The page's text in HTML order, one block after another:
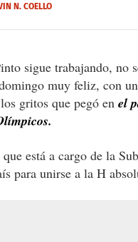
N. COELLO
sigue trabajando, no
muy feliz, con
gritos que pegó en el
está a cargo de la
para unirse a la H